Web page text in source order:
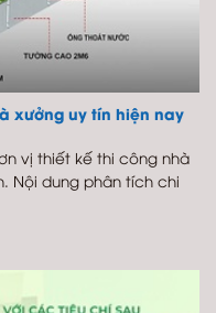
xưởng uy tín hiện nay
vị thiết kế thi công nhà
Nội dung phân tích chi